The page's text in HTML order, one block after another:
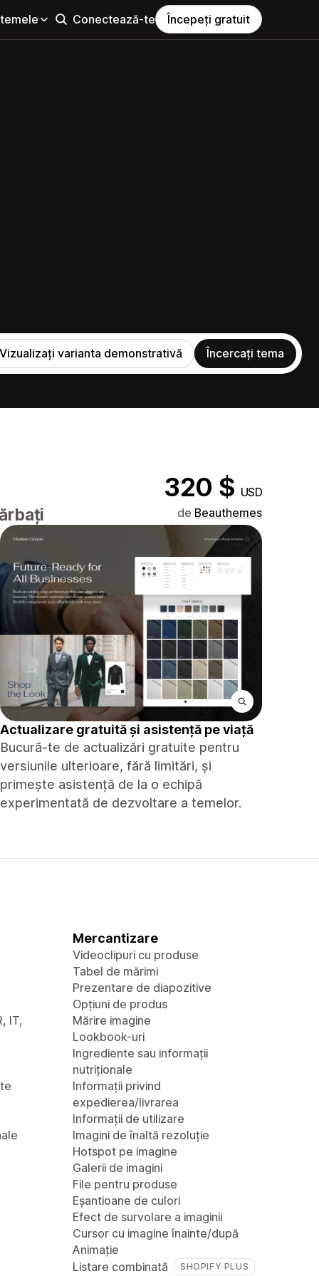
Conectează-te Începeți gratuit
Vizualizați varianta demonstrativă Încercați tema
320 $ USD
de Beauthemes
Actualizare gratuită și asistență pe viață
Bucură-te de actualizări gratuite pentru
versiunile ulterioare, fără limitări, și
primește asistență de la o echipă
experimentată de dezvoltare a temelor.
IT,
Mercantizare
Videoclipuri cu produse
Tabel de mărimi
Prezentare de diapozitive
Opțiuni de produs
Mărire imagine
Lookbook-uri
Ingrediente sau informații
nutriționale
Informații privind
expedierea/livrarea
Informații de utilizare
Imagini de înaltă rezoluție
Hotspot pe imagine
Galerii de imagini
File pentru produse
Eșantioane de culori
Efect de survolare a imaginii
Cursor cu imagine înainte/după
Animație
Listare combinată
SHOPIFY PLUS